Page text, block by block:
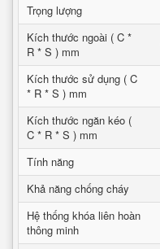
Trọng lượng
Kích thước ngoài ( C *
R * S ) mm
Kích thước sử dụng ( C
* R * S ) mm
Kích thước ngăn kéo (
C * R * S ) mm
Tính năng
Khả năng chống cháy
Hệ thống khóa liên hoàn
thông minh